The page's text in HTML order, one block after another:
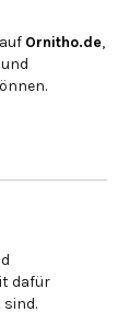
Ornitho.de,
dafür